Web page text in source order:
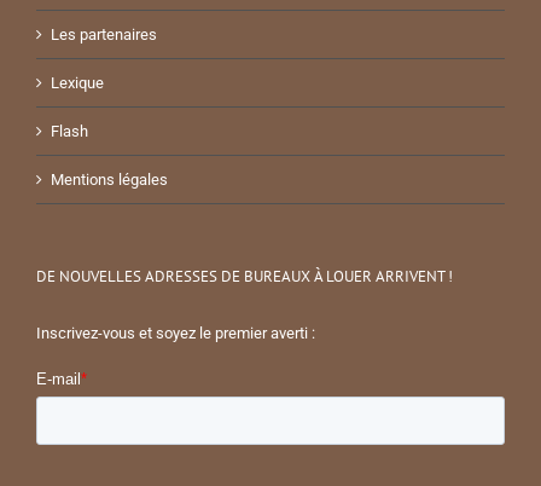
Les partenaires
Lexique
Flash
Mentions légales
DE NOUVELLES ADRESSES DE BUREAUX À LOUER ARRIVENT !
Inscrivez-vous et soyez le premier averti :